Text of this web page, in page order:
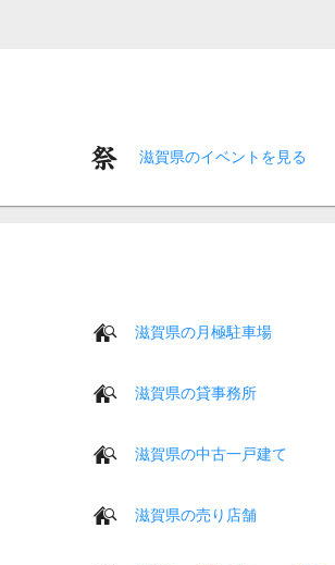
滋賀県のイベントを見る
滋賀県の月極駐車場
滋賀県の貸事務所
滋賀県の中古一戸建て
滋賀県の売り店舗